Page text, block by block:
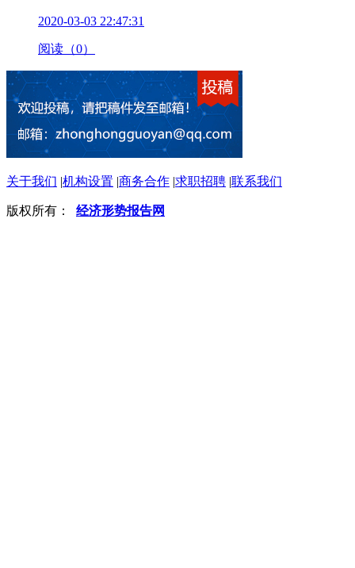
2020-03-03 22:47:31
阅读（0）
关于我们 |机构设置 |商务合作 |求职招聘 |联系我们
版权所有： 经济形势报告网